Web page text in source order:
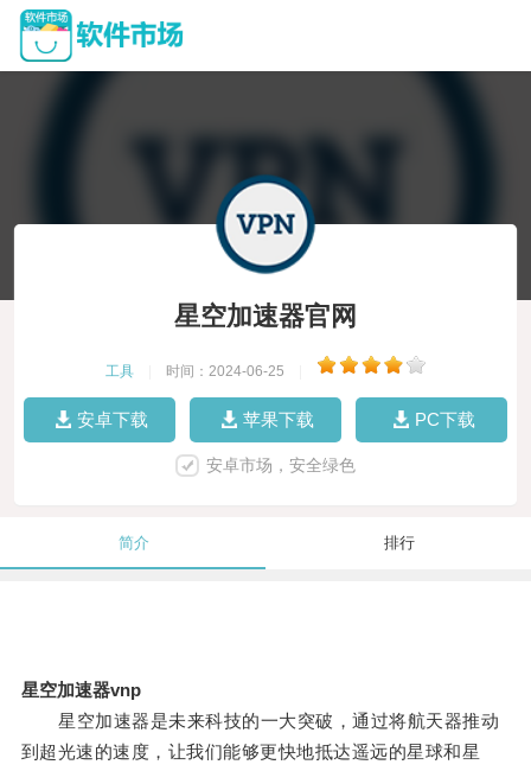
星空加速器官网
工具 时间：2024-06-25
安卓下载 苹果下载 PC下载
安卓市场，安全绿色
简介 排行
星空加速器vnp
星空加速器是未来科技的一大突破，通过将航天器推动
到超光速的速度，让我们能够更快地抵达遥远的星球和星